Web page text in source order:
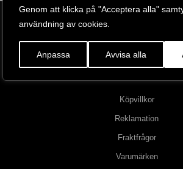
Genom att klicka på "Acceptera alla"
användning av cookies.
Anpassa Avvisa alla
Köpvillkor
Reklamation
Fraktfrågor
Varumärken